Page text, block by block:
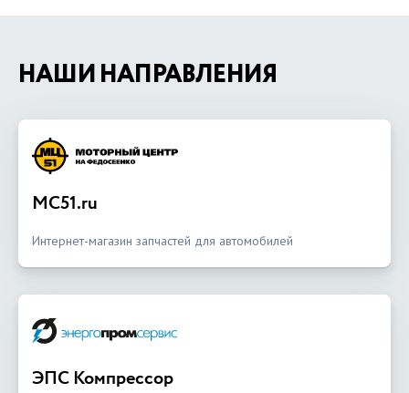
НАШИ НАПРАВЛЕНИЯ
MC51.ru
Интернет-магазин запчастей для автомобилей
ЭПС Компрессор